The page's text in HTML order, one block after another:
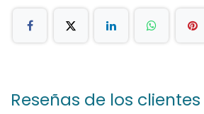
Reseñas de los clientes